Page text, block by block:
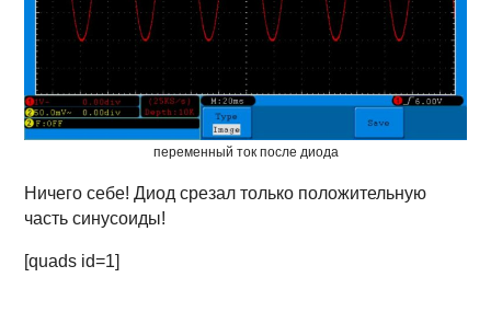
переменный ток после диода
Ничего себе! Диод срезал только положительную
часть синусоиды!
[quads id=1]